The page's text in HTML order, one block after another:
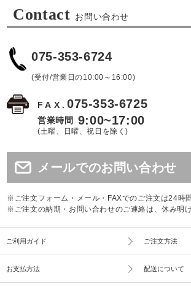
Contact お問い合わせ
075-353-6724
(受付/営業日の10:00～16:00)
FAX.075-353-6725
営業時間 9:00~17:00
(土曜、日曜、祝日を除く)
メールでのお問い合わせ
※ご注文フォーム・メール・FAXでのご注文は24時
※ご注文の納期・お問い合わせのご連絡は、休み明
ご利用ガイド ご注文方法
お支払方法 配送について